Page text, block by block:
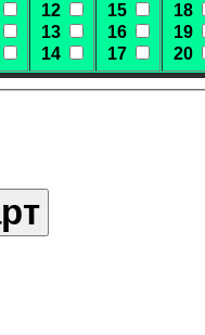
12
13
14
15
16
17
18
19
20